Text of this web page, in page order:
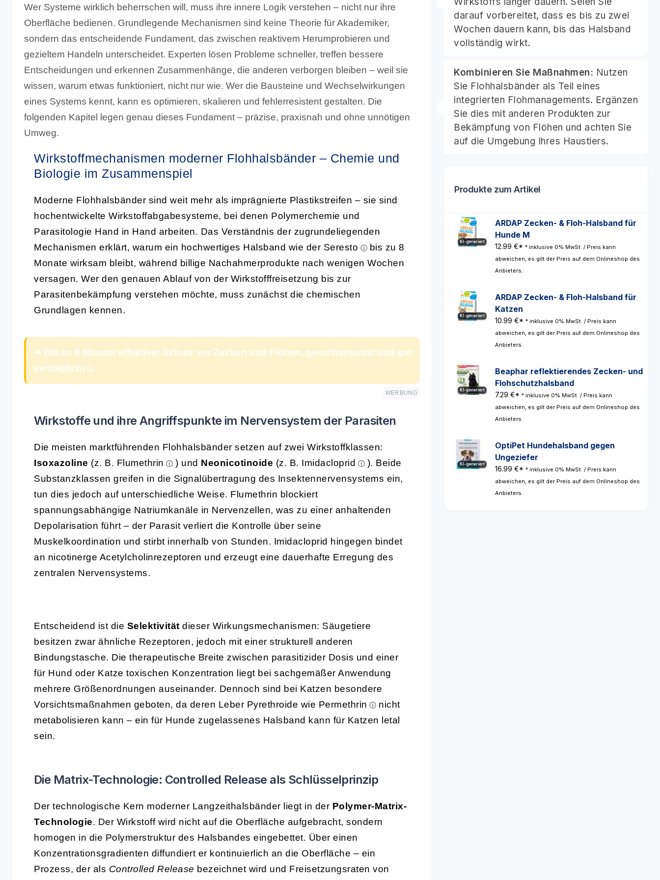
Wer Systeme wirklich beherrschen will, muss ihre innere Logik verstehen – nicht nur ihre
Oberfläche bedienen. Grundlegende Mechanismen sind keine Theorie für Akademiker,
sondern das entscheidende Fundament, das zwischen reaktivem Herumprobieren und
gezieltem Handeln unterscheidet. Experten lösen Probleme schneller, treffen bessere
Entscheidungen und erkennen Zusammenhänge, die anderen verborgen bleiben – weil sie
wissen, warum etwas funktioniert, nicht nur wie. Wer die Bausteine und Wechselwirkungen
eines Systems kennt, kann es optimieren, skalieren und fehlerresistent gestalten. Die
folgenden Kapitel legen genau dieses Fundament – präzise, praxisnah und ohne unnötigen
Umweg.
Wirkstoffmechanismen moderner Flohhalsbänder – Chemie und
Biologie im Zusammenspiel
Moderne Flohhalsbänder sind weit mehr als imprägnierte Plastikstreifen – sie sind
hochentwickelte Wirkstoffabgabesysteme, bei denen Polymerchemie und
Parasitologie Hand in Hand arbeiten. Das Verständnis der zugrundeliegenden
Mechanismen erklärt, warum ein hochwertiges Halsband wie der Seresto
bis zu 8
Monate wirksam bleibt, während billige Nachahmerprodukte nach wenigen Wochen
versagen. Wer den genauen Ablauf von der Wirkstofffreisetzung bis zur
Parasitenbekämpfung verstehen möchte, muss zunächst die chemischen
Grundlagen kennen.
➜ Bis zu 8 Monate effektiver Schutz vor Zecken und Flöhen, geruchsneutral und gut
verträglich!
WERBUNG
Wirkstoffe und ihre Angriffspunkte im Nervensystem der Parasiten
Die meisten marktführenden Flohhalsbänder setzen auf zwei Wirkstoffklassen:
Isoxazoline (z. B. Flumethrin ) und Neonicotinoide (z. B. Imidacloprid
). Beide
Substanzklassen greifen in die Signalübertragung des Insektennervensystems ein,
tun dies jedoch auf unterschiedliche Weise. Flumethrin blockiert
spannungsabhängige Natriumkanäle in Nervenzellen, was zu einer anhaltenden
Depolarisation führt – der Parasit verliert die Kontrolle über seine
Muskelkoordination und stirbt innerhalb von Stunden. Imidacloprid hingegen bindet
an nicotinerge Acetylcholinrezeptoren und erzeugt eine dauerhafte Erregung des
zentralen Nervensystems.
Entscheidend ist die Selektivität dieser Wirkungsmechanismen: Säugetiere
besitzen zwar ähnliche Rezeptoren, jedoch mit einer strukturell anderen
Bindungstasche. Die therapeutische Breite zwischen parasitizider Dosis und einer
für Hund oder Katze toxischen Konzentration liegt bei sachgemäßer Anwendung
mehrere Größenordnungen auseinander. Dennoch sind bei Katzen besondere
Vorsichtsmaßnahmen geboten, da deren Leber Pyrethroide wie Permethrin
nicht
metabolisieren kann – ein für Hunde zugelassenes Halsband kann für Katzen letal
sein.
Die Matrix-Technologie: Controlled Release als Schlüsselprinzip
Der technologische Kern moderner Langzeithalsbänder liegt in der Polymer-Matrix-
Technologie. Der Wirkstoff wird nicht auf die Oberfläche aufgebracht, sondern
homogen in die Polymerstruktur des Halsbandes eingebettet. Über einen
Konzentrationsgradienten diffundiert er kontinuierlich an die Oberfläche – ein
Prozess, der als Controlled Release bezeichnet wird und Freisetzungsraten von
darauf vorbereitet, dass es bis zu zwei
Wochen dauern kann, bis das Halsband
vollständig wirkt.
Kombinieren Sie Maßnahmen: Nutzen
Sie Flohhalsbänder als Teil eines
integrierten Flohmanagements. Ergänzen
Sie dies mit anderen Produkten zur
Bekämpfung von Flöhen und achten Sie
auf die Umgebung Ihres Haustiers.
Produkte zum Artikel
KI-generiert
ARDAP Zecken- & Floh-Halsband für
Hunde M
12.99 €* * inklusive 0% MwSt. / Preis kann
abweichen, es gilt der Preis auf dem Onlineshop des
Anbieters.
KI-generiert
ARDAP Zecken- & Floh-Halsband für
Katzen
10.99 €* * inklusive 0% MwSt. / Preis kann
abweichen, es gilt der Preis auf dem Onlineshop des
Anbieters.
KI-generiert
Beaphar reflektierendes Zecken- und
Flohschutzhalsband
7.29 €* * inklusive 0% MwSt. / Preis kann
abweichen, es gilt der Preis auf dem Onlineshop des
Anbieters.
KI-generiert
OptiPet Hundehalsband gegen
Ungeziefer
16.99 €* * inklusive 0% MwSt. / Preis kann
abweichen, es gilt der Preis auf dem Onlineshop des
Anbieters.